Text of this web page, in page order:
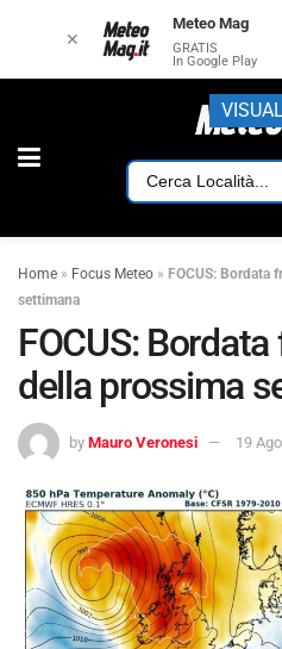
Home » Focus Meteo » FOCUS: Bordata
settimana
FOCUS:
della prossima
by Mauro Veronesi 19
✕
Meteo Mag
GRATIS
In Google Play